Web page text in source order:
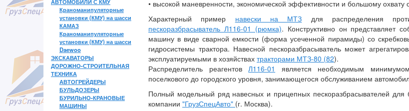
АВТОМОБИЛИ С КМУ
Краноманипуляторные
установки (КМУ) на шасси
КАМАЗ
Краноманипуляторные
установки (КМУ) на шасси
Daewoo
ЭКСКАВАТОРЫ
ДОРОЖНО-СТРОИТЕЛЬНАЯ
ТЕХНИКА
АВТОГРЕЙДЕРЫ
БУЛЬДОЗЕРЫ
БУРИЛЬНО-КРАНОВЫЕ
МАШИНЫ
• высокой маневренности, экономической эффективности и большому
Характерный пример навески на МТЗ для распределения
пескоразбрасыватель Л116-01 (рюмка). Конструктивно он представляет
машину в виде сварной емкости (форма усеченной пирамиды) со
гидросистемы трактора. Навесной пескоразбрасыватель может
эксплуатируемыми в хозяйствах тракторами МТЗ-80 (82).
Распределитель реагентовЛ116-01
является необходимым
поселкового до городского уровня, занимающегося обслуживанием
Полный модельный ряд навесных и прицепных пескоразбрасывателей для
компании "ГрузСпецАвто" (г. Москва).